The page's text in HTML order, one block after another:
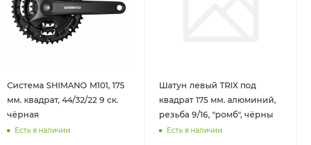
Система SHIMANO М101, 175
мм. квадрат, 44/32/22 9 ск.
чёрная
Есть в наличии
Шатун левый TRIX под
квадрат 175 мм. алюминий,
резьба 9/16, "ромб", чёрны
Есть в наличии